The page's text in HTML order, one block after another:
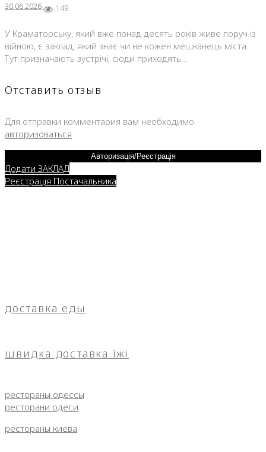
30.06.2026 149
У Краматорську, який вже понад десять років живе поруч із
війною, є заклад, який знає чи не кожен мешканець міста.
Тут призначають зустрічі, сюди приходять…
Отставить отзыв
Для отправки комментария вам необходимо
авторизоваться
Авторизація/Реєстрація
Додати ЗАКЛАД
Реєстрація Постачальника
доставка еды
швидка доставка їжі
рестораны одессы
ресторани одеси
рестораны киева